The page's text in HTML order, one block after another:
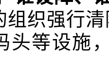
组织强行
头等设施